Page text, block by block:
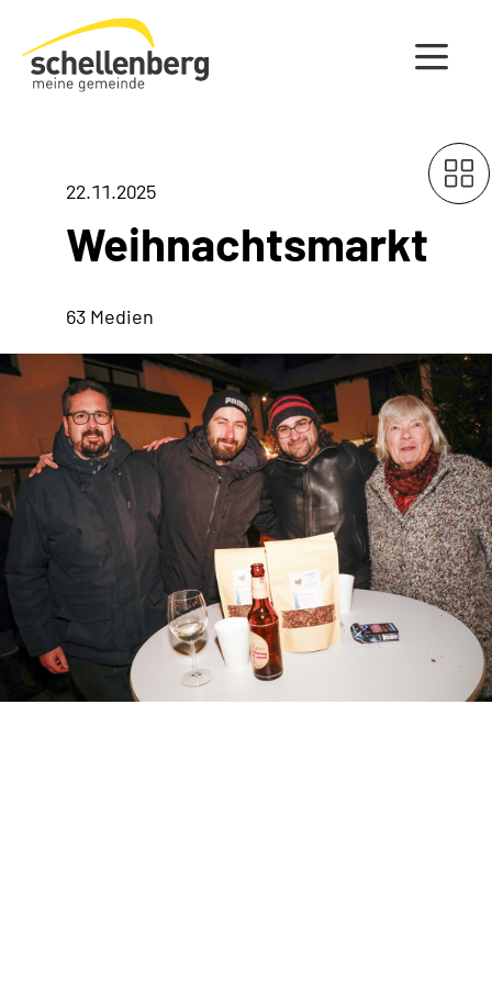
Gemeinde Schellenberg Startseite
22.11.2025
Weihnachtsmarkt
63 Medien